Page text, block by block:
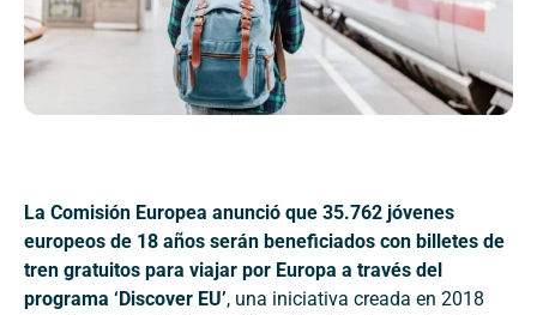
La Comisión Europea anunció que 35.762 jóvenes
europeos de 18 años serán beneficiados con billetes de
tren gratuitos para viajar por Europa a través del
programa ‘Discover EU’, una iniciativa creada en 2018